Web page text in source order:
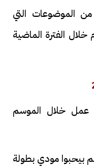
الموضوعات التي
الفترة الماضية
عمل خلال الموسم
مودي بطولة